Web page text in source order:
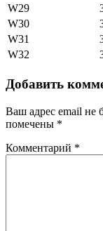
W29
W30
W31
W32
Добавить
Ваш адрес email не
помечены *
Комментарий *